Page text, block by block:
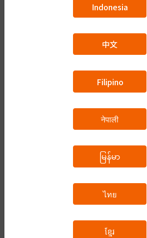
B1（N3~N2）
B2（N2~N1）
C1（N1+）
ビジネス
Indonesia
中文
Filipino
नेपाली
မြန်မာ
ไทย
ខ្មែរ